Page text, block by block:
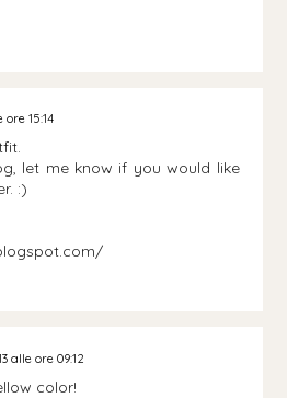
ore 15:14
let me know if you would like
:)
alle ore 09:12
color!